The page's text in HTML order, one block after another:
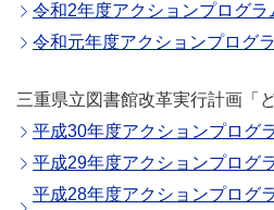
令和2年度アクションプログラ
令和元年度アクションプログ
三重県立図書館改革実行計画「
平成30年度アクションプログ
平成29年度アクションプログ
平成28年度アクションプログ